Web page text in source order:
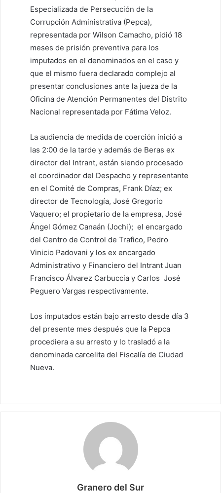
Especializada de Persecución de la
Corrupción Administrativa (Pepca),
representada por Wilson Camacho, pidió 18
meses de prisión preventiva para los
imputados en el denominados en el caso y
que el mismo fuera declarado complejo al
presentar conclusiones ante la jueza de la
Oficina de Atención Permanentes del Distrito
Nacional representada por Fátima Veloz.
La audiencia de medida de coerción inició a
las 2:00 de la tarde y además de Beras ex
director del Intrant, están siendo procesado
el coordinador del Despacho y representante
en el Comité de Compras, Frank Díaz; ex
director de Tecnología, José Gregorio
Vaquero; el propietario de la empresa, José
Ángel Gómez Canaán (Jochi); el encargado
del Centro de Control de Trafico, Pedro
Vinicio Padovani y los ex encargado
Administrativo y Financiero del Intrant Juan
Francisco Álvarez Carbuccia y Carlos José
Peguero Vargas respectivamente.
Los imputados están bajo arresto desde día 3
del presente mes después que la Pepca
procediera a su arresto y lo trasladó a la
denominada carcelita del Fiscalía de Ciudad
Nueva.
Granero del Sur